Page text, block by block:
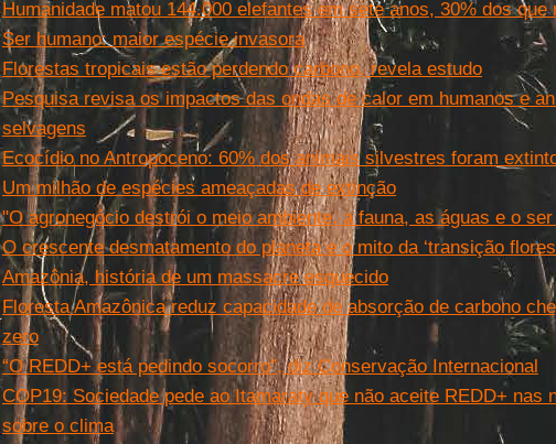
Humanidade matou 144.000 elefantes em sete anos, 30% dos que
Ser humano: maior espécie invasora
Florestas tropicais estão perdendo carbono, revela estudo
Pesquisa revisa os impactos das ondas de calor em humanos e
selvagens
Ecocídio no Antropoceno: 60% dos animais silvestres foram
Um milhão de espécies ameaçadas de extinção
"O agronegócio destrói o meio ambiente, a fauna, as águas e o
O crescente desmatamento do planeta e o mito da ‘transição
Amazônia, história de um massacre esquecido
Floresta Amazônica reduz capacidade de absorção de carbono
zero
“O REDD+ está pedindo socorro”, diz Conservação Internacional
COP19: Sociedade pede ao Itamaraty que não aceite REDD+ nas
sobre o clima